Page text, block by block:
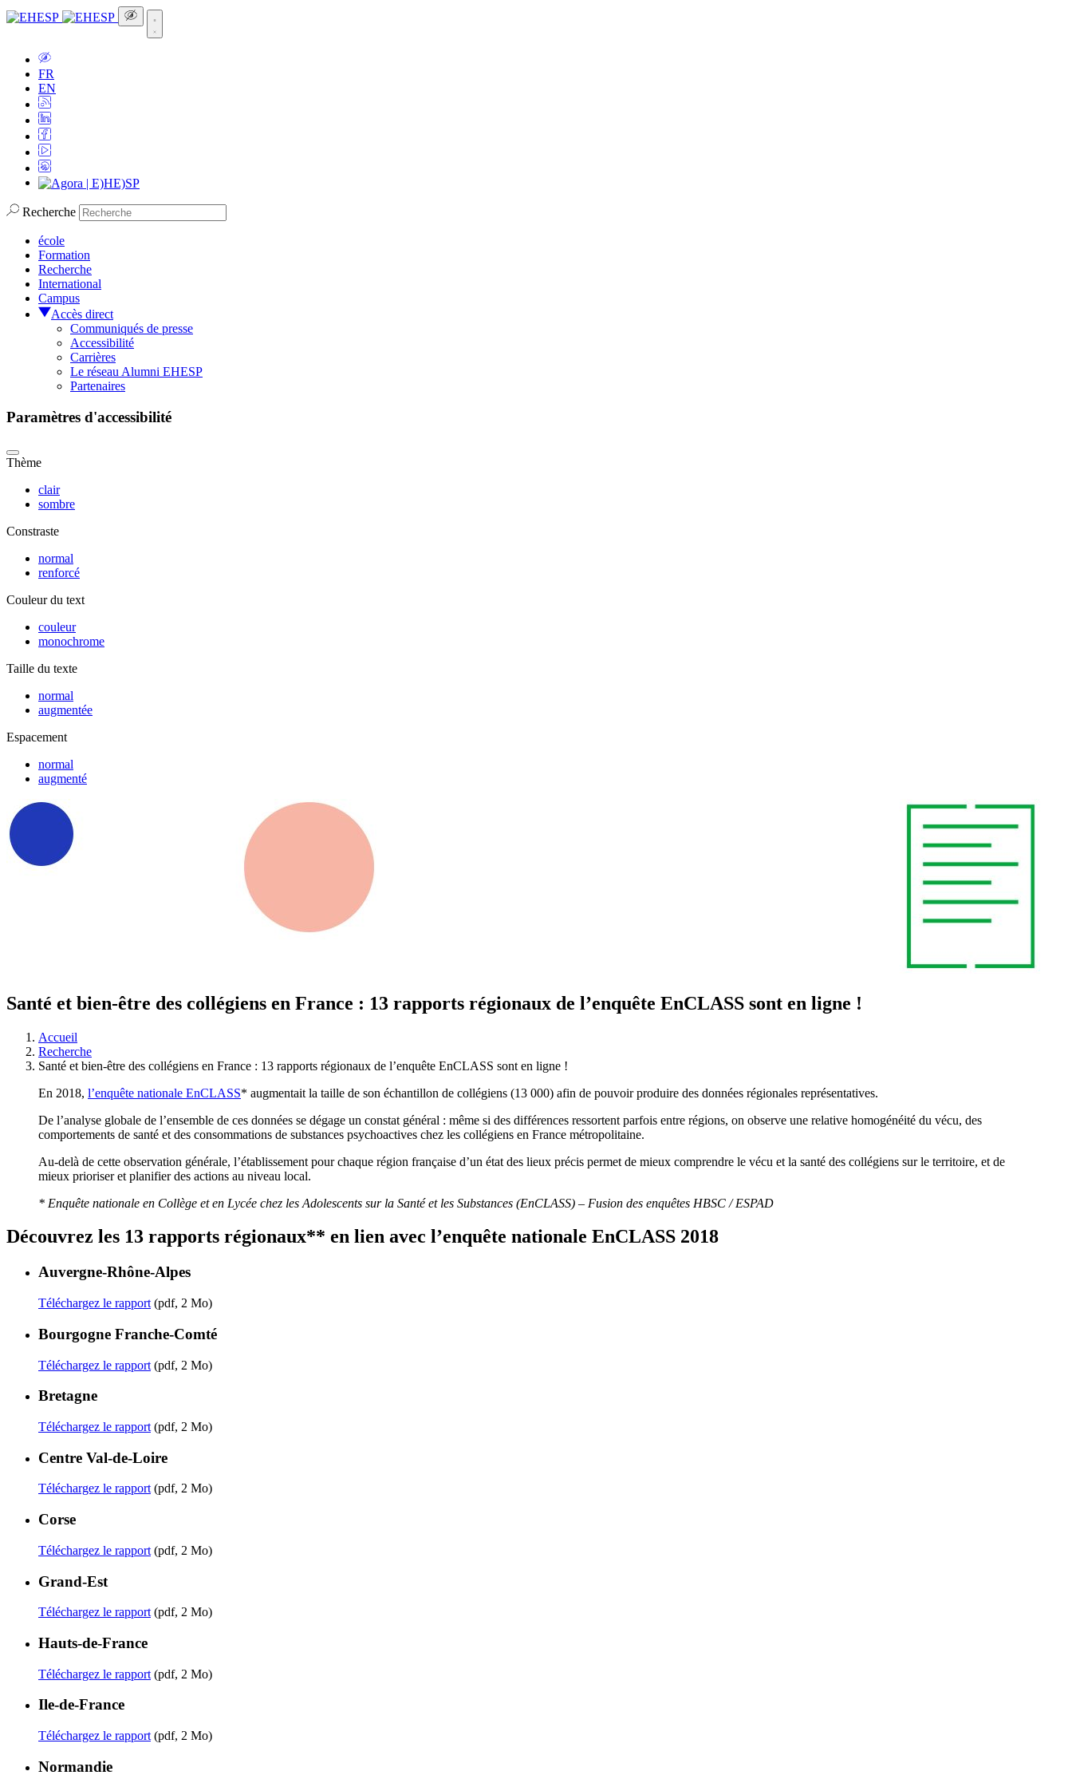
FR
EN
Recherche
école
Formation
Recherche
International
Campus
Accès direct
Communiqués de presse
Accessibilité
Carrières
Le réseau Alumni EHESP
Partenaires
Paramètres d'accessibilité
Thème
clair
sombre
Constraste
normal
renforcé
Couleur du text
couleur
monochrome
Taille du texte
normal
augmentée
Espacement
normal
augmenté
Santé et bien-être des collégiens en France : 13 rapports régionaux de l’enquête EnCLASS sont en ligne !
Accueil
Recherche
Santé et bien-être des collégiens en France : 13 rapports régionaux de l’enquête EnCLASS sont en ligne !
En 2018, l’enquête nationale EnCLASS* augmentait la taille de son échantillon de collégiens (13 000) afin de pouvoir produire des données régionales représentatives.
De l’analyse globale de l’ensemble de ces données se dégage un constat général : même si des différences ressortent parfois entre régions, on observe une relative homogénéité du vécu, des
comportements de santé et des consommations de substances psychoactives chez les collégiens en France métropolitaine.
Au-delà de cette observation générale, l’établissement pour chaque région française d’un état des lieux précis permet de mieux comprendre le vécu et la santé des collégiens sur le territoire, et de
mieux prioriser et planifier des actions au niveau local.
* Enquête nationale en Collège et en Lycée chez les Adolescents sur la Santé et les Substances (EnCLASS) – Fusion des enquêtes HBSC / ESPAD
Découvrez les 13 rapports régionaux** en lien avec l’enquête nationale EnCLASS 2018
Auvergne-Rhône-Alpes
Téléchargez le rapport (pdf, 2 Mo)
Bourgogne Franche-Comté
Téléchargez le rapport (pdf, 2 Mo)
Bretagne
Téléchargez le rapport (pdf, 2 Mo)
Centre Val-de-Loire
Téléchargez le rapport(pdf, 2 Mo)
Corse
Téléchargez le rapport (pdf, 2 Mo)
Grand-Est
Téléchargez le rapport (pdf, 2 Mo)
Hauts-de-France
Téléchargez le rapport (pdf, 2 Mo)
Ile-de-France
Téléchargez le rapport (pdf, 2 Mo)
Normandie